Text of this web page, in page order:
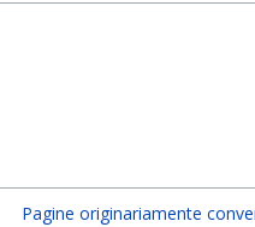
Pagine originariamente